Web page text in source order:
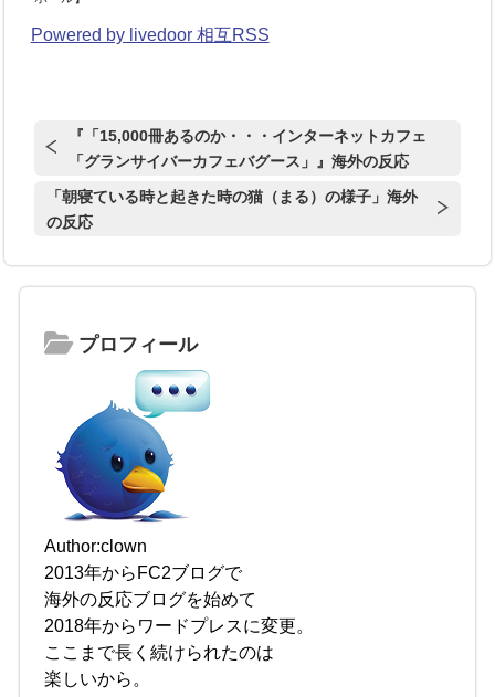
Powered by livedoor 相互RSS
『「15,000冊あるのか・・・インターネットカフェ
「グランサイバーカフェバグース」』海外の反応
「朝寝ている時と起きた時の猫（まる）の様子」海外
の反応
プロフィール
Author:clown
2013年からFC2ブログで
海外の反応ブログを始めて
2018年からワードプレスに変更。
ここまで長く続けられたのは
楽しいから。